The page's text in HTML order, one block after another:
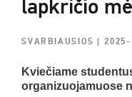
lapkričio
SVARBIAUSIOS| 2025-
Kviečiame
organizuojamuose